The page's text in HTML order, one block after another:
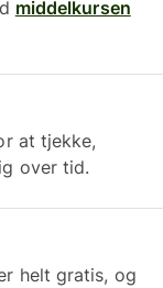
middelkursen
at tjekke,
over tid.
helt gratis, og